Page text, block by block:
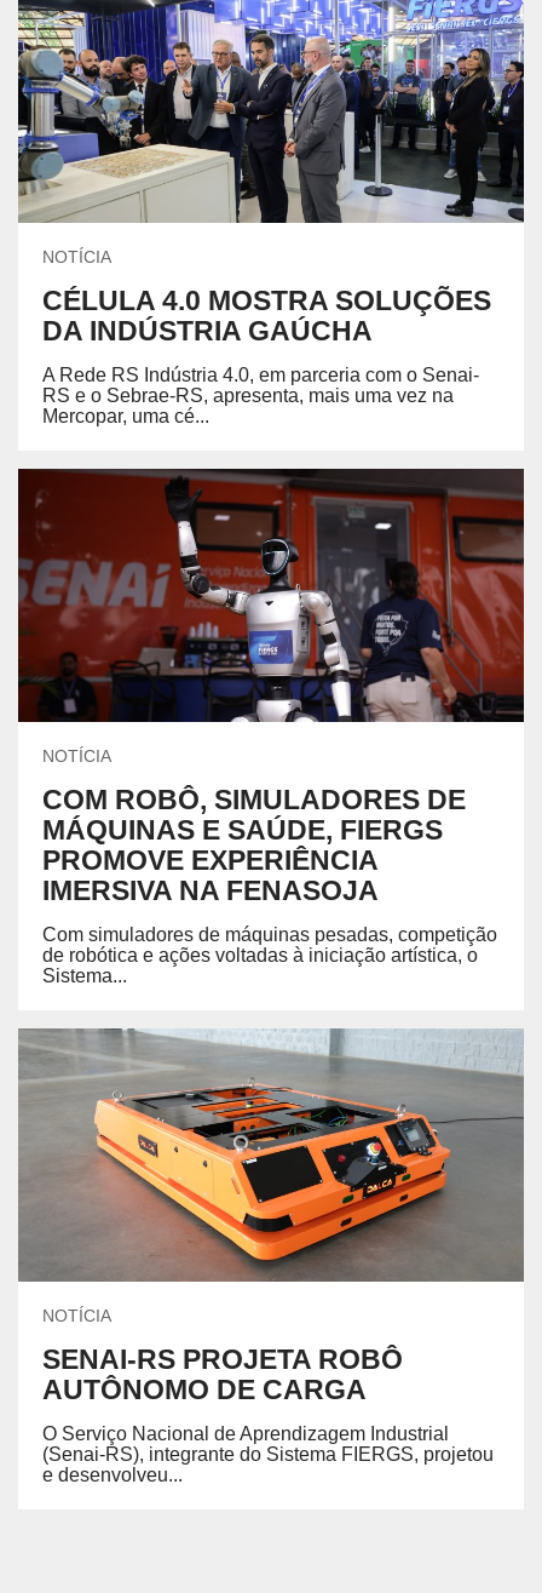
NOTÍCIA
CÉLULA 4.0 MOSTRA SOLUÇÕES
DA INDÚSTRIA GAÚCHA
A Rede RS Indústria 4.0, em parceria com o Senai-
RS e o Sebrae-RS, apresenta, mais uma vez na
Mercopar, uma cé...
NOTÍCIA
COM ROBÔ, SIMULADORES DE
MÁQUINAS E SAÚDE, FIERGS
PROMOVE EXPERIÊNCIA
IMERSIVA NA FENASOJA
Com simuladores de máquinas pesadas, competição
de robótica e ações voltadas à iniciação artística, o
Sistema...
NOTÍCIA
SENAI-RS PROJETA ROBÔ
AUTÔNOMO DE CARGA
O Serviço Nacional de Aprendizagem Industrial
(Senai-RS), integrante do Sistema FIERGS, projetou
e desenvolveu...